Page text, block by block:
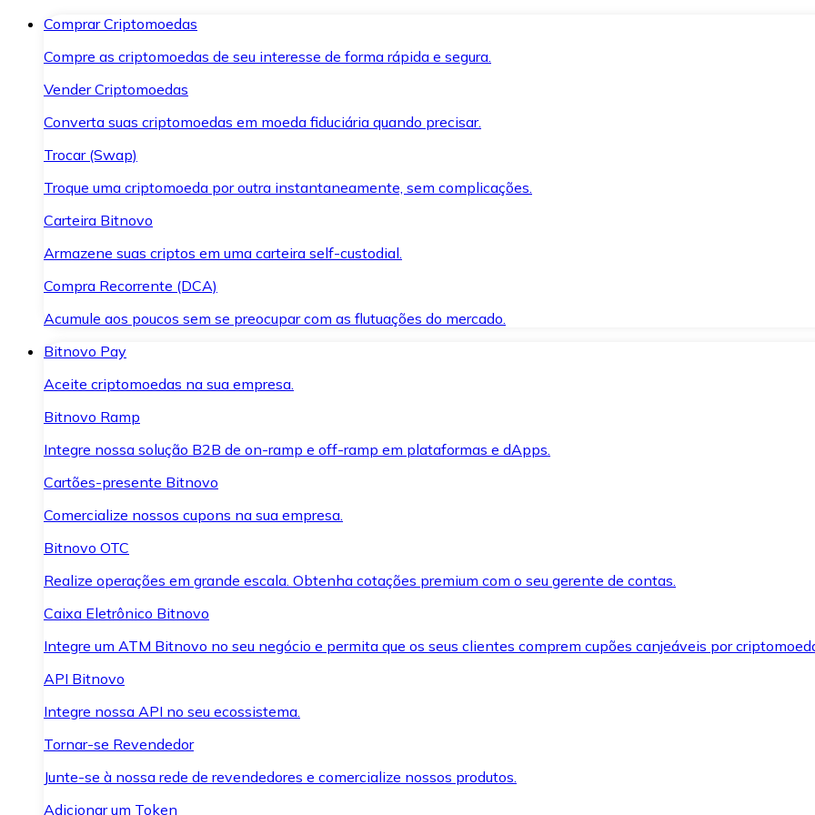
Comprar Criptomoedas
Compre as criptomoedas de seu interesse de forma rápida e segura.
Vender Criptomoedas
Converta suas criptomoedas em moeda fiduciária quando precisar.
Trocar (Swap)
Troque uma criptomoeda por outra instantaneamente, sem complicações.
Carteira Bitnovo
Armazene suas criptos em uma carteira self-custodial.
Compra Recorrente (DCA)
Acumule aos poucos sem se preocupar com as flutuações do mercado.
Bitnovo Pay
Aceite criptomoedas na sua empresa.
Bitnovo Ramp
Integre nossa solução B2B de on-ramp e off-ramp em plataformas e dApps.
Cartões-presente Bitnovo
Comercialize nossos cupons na sua empresa.
Bitnovo OTC
Realize operações em grande escala. Obtenha cotações premium com o seu gerente de contas.
Caixa Eletrônico Bitnovo
Integre um ATM Bitnovo no seu negócio e permita que os seus clientes comprem cupões canjeáveis por
API Bitnovo
Integre nossa API no seu ecossistema.
Tornar-se Revendedor
Junte-se à nossa rede de revendedores e comercialize nossos produtos.
Adicionar um Token